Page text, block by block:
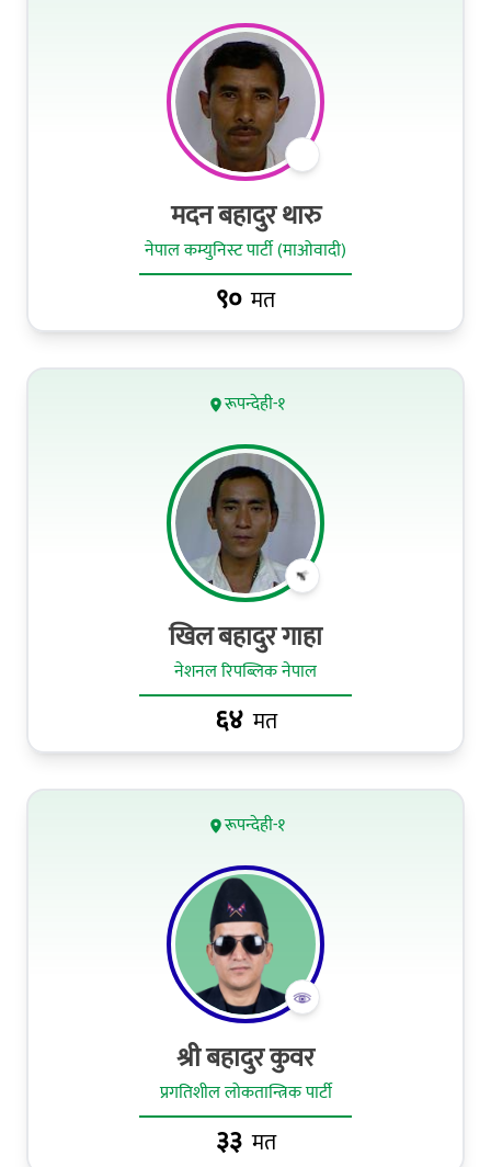
मदन बहादुर थारु
नेपाल कम्युनिस्ट पार्टी (माओवादी)
९० मत
रूपन्देही-१
खिल बहादुर गाहा
नेशनल रिपब्लिक नेपाल
६४ मत
रूपन्देही-१
श्री बहादुर कुवर
प्रगतिशील लोकतान्त्रिक पार्टी
३३ मत